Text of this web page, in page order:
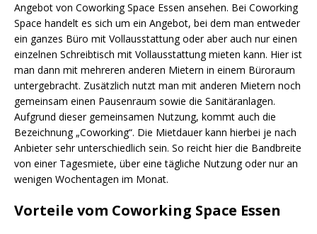
Angebot von Coworking Space Essen ansehen. Bei Coworking
Space handelt es sich um ein Angebot, bei dem man entweder
ein ganzes Büro mit Vollausstattung oder aber auch nur einen
einzelnen Schreibtisch mit Vollausstattung mieten kann. Hier ist
man dann mit mehreren anderen Mietern in einem Büroraum
untergebracht. Zusätzlich nutzt man mit anderen Mietern noch
gemeinsam einen Pausenraum sowie die Sanitäranlagen.
Aufgrund dieser gemeinsamen Nutzung, kommt auch die
Bezeichnung „Coworking“. Die Mietdauer kann hierbei je nach
Anbieter sehr unterschiedlich sein. So reicht hier die Bandbreite
von einer Tagesmiete, über eine tägliche Nutzung oder nur an
wenigen Wochentagen im Monat.
Vorteile vom Coworking Space Essen